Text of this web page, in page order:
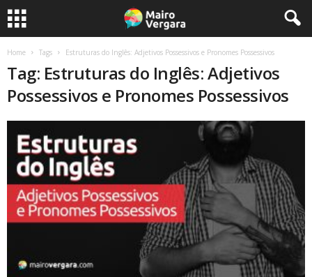
Home Tags Estruturas do Inglês: Adjetivos Possessivos e Pronomes Possessivos
Tag: Estruturas do Inglês: Adjetivos
Possessivos e Pronomes Possessivos